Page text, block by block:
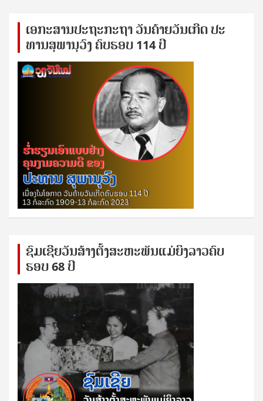
ເອ​ກະ​ສານ​ປະ​ຖະ​ກະ​ຖ​າ ວັນ​ຄ້າຍ​ວັນ​ເກີດ ປ​ະ​
ທານ​ສຸ​ພາ​ນຸ​ວົງ ຄົບ​ຮອບ 114 ປີ
ຊົ​ມ​ເຊີຍ​ວັນ​ສ້າງ​ຕັ້ງ​ສະ​ຫະ​ພັນ​ແມ່​ຍິງ​​ລາວຄົບ​
ຮອບ 68 ປິ